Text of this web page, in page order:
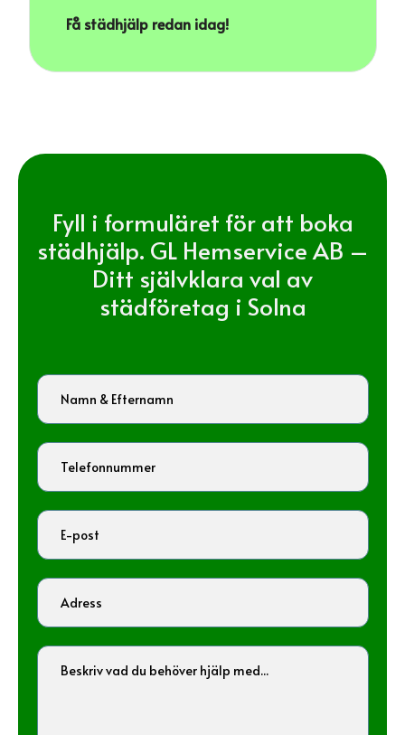
Få städhjälp redan idag!
Fyll i formuläret för att boka
städhjälp. GL Hemservice AB –
Ditt självklara val av
städföretag i Solna